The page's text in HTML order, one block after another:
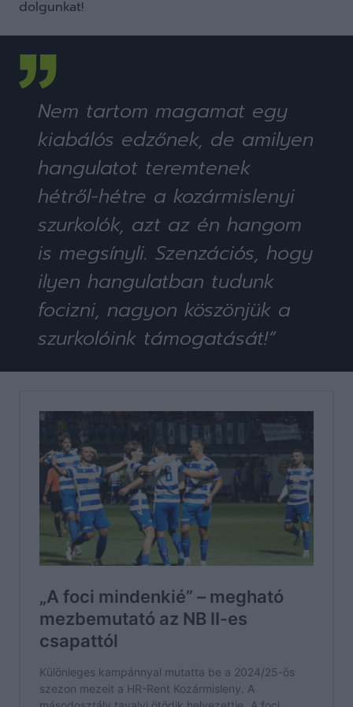
dolgunkat!
Nem tartom magamat egy
kiabálós edzőnek, de amilyen
hangulatot teremtenek
hétről-hétre a kozármislenyi
szurkolók, azt az én hangom
is megsínyli. Szenzációs, hogy
ilyen hangulatban tudunk
focizni, nagyon köszönjük a
szurkolóink támogatását!”